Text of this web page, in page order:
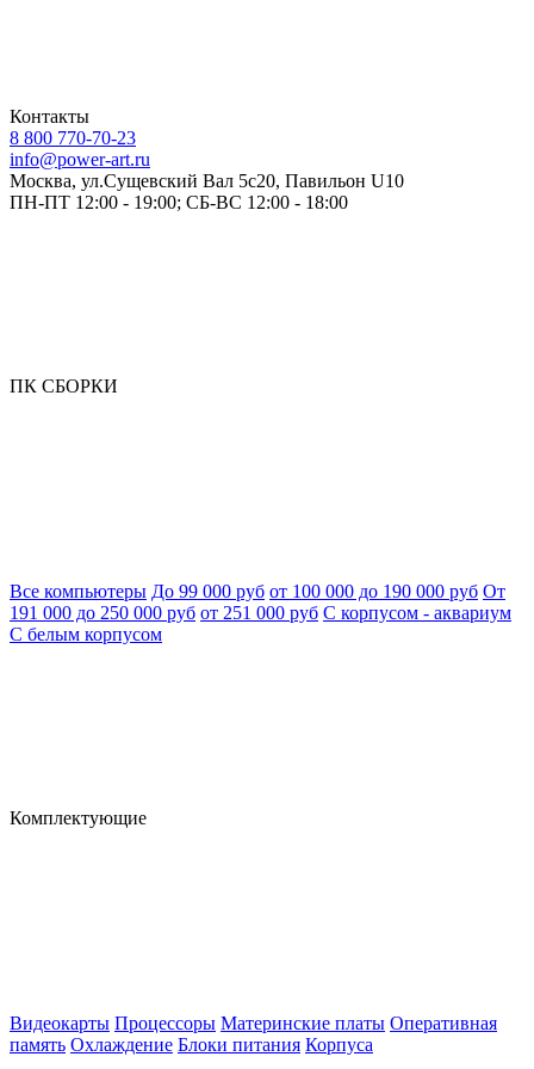
Контакты
8 800 770-70-23
info@power-art.ru
Москва, ул.Сущевский Вал 5с20, Павильон U10
ПН-ПТ 12:00 - 19:00; СБ-ВС 12:00 - 18:00
ПК СБОРКИ
Все компьютеры До 99 000 руб от 100 000 до 190 000 руб От
191 000 до 250 000 руб от 251 000 руб С корпусом - аквариум
С белым корпусом
Комплектующие
Видеокарты Процессоры Материнские платы Оперативная
память Охлаждение Блоки питания Корпуса